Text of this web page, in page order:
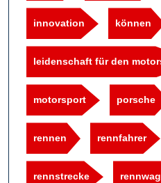
innovation können
leidenschaft für den
motorsport porsche
rennen rennfahrer
rennstrecke